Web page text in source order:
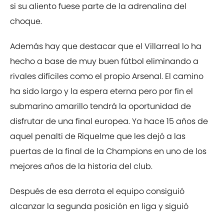
si su aliento fuese parte de la adrenalina del
choque.
Además hay que destacar que el Villarreal lo ha
hecho a base de muy buen fútbol eliminando a
rivales difíciles como el propio Arsenal. El camino
ha sido largo y la espera eterna pero por fin el
submarino amarillo tendrá la oportunidad de
disfrutar de una final europea. Ya hace 15 años de
aquel penalti de Riquelme que les dejó a las
puertas de la final de la Champions en uno de los
mejores años de la historia del club.
Después de esa derrota el equipo consiguió
alcanzar la segunda posición en liga y siguió